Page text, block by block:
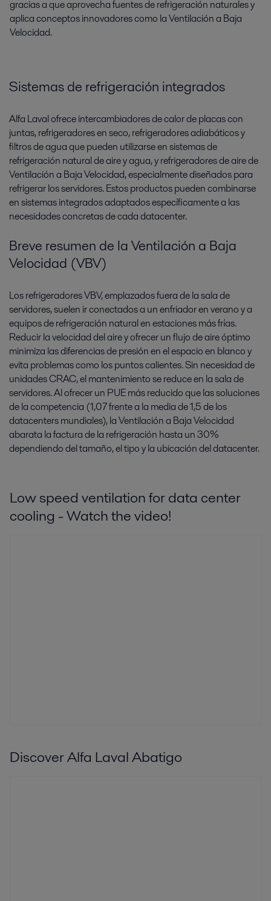
gracias a que aprovecha fuentes de refrigeración naturales y
aplica conceptos innovadores como la Ventilación a Baja
Velocidad.
Sistemas de refrigeración integrados
Alfa Laval ofrece intercambiadores de calor de placas con
juntas, refrigeradores en seco, refrigeradores adiabáticos y
filtros de agua que pueden utilizarse en sistemas de
refrigeración natural de aire y agua, y refrigeradores de aire de
Ventilación a Baja Velocidad, especialmente diseñados para
refrigerar los servidores. Estos productos pueden combinarse
en sistemas integrados adaptados específicamente a las
necesidades concretas de cada datacenter.
Breve resumen de la Ventilación a Baja
Velocidad (VBV)
Los refrigeradores VBV, emplazados fuera de la sala de
servidores, suelen ir conectados a un enfriador en verano y a
equipos de refrigeración natural en estaciones más frías.
Reducir la velocidad del aire y ofrecer un flujo de aire óptimo
minimiza las diferencias de presión en el espacio en blanco y
evita problemas como los puntos calientes. Sin necesidad de
unidades CRAC, el mantenimiento se reduce en la sala de
servidores. Al ofrecer un PUE más reducido que las soluciones
de la competencia (1,07 frente a la media de 1,5 de los
datacenters mundiales), la Ventilación a Baja Velocidad
abarata la factura de la refrigeración hasta un 30%
dependiendo del tamaño, el tipo y la ubicación del datacenter.
Low speed ventilation for data center
cooling - Watch the video!
Discover Alfa Laval Abatigo